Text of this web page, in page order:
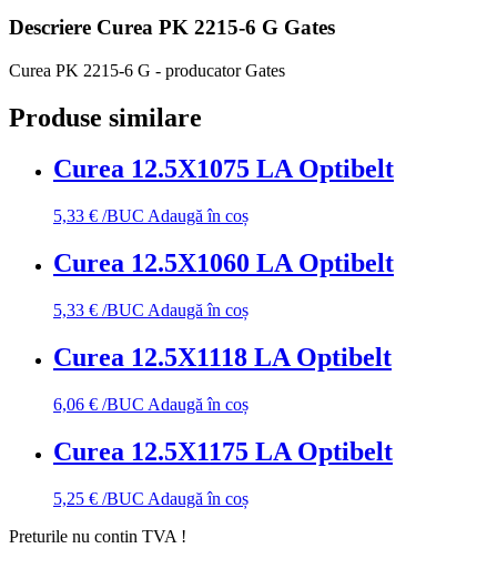
Descriere Curea PK 2215-6 G Gates
Curea PK 2215-6 G - producator Gates
Produse similare
Curea 12.5X1075 LA Optibelt
5,33 € /BUC Adaugă în coș
Curea 12.5X1060 LA Optibelt
5,33 € /BUC Adaugă în coș
Curea 12.5X1118 LA Optibelt
6,06 € /BUC Adaugă în coș
Curea 12.5X1175 LA Optibelt
5,25 € /BUC Adaugă în coș
Preturile nu contin TVA !